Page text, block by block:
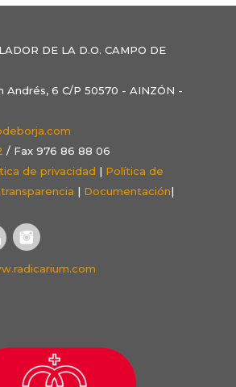
DE LA D.O. CAMPO DE
Andrés, 6 C/P 50570 - AINZÓN -
/ Fax 976 86 88 06
de privacidad | Política de
| Documentación|